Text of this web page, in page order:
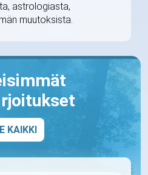
astrologiasta,
muutoksista.
KAIKKI